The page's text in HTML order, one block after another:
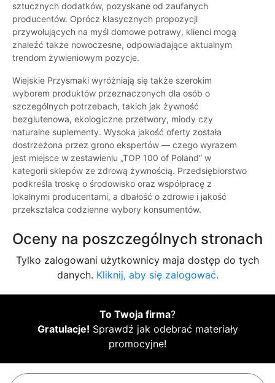
sztucznych dodatków, pozyskane od zaufanych
producentów. Oprócz klasycznych propozycji
przywołujących na myśl domowe potrawy, klienci mogą
znaleźć także nowoczesne, odpowiadające aktualnym
trendom żywieniowym pozycje.
Wiejskie Przysmaki wyróżniają się także szerokim
wyborem produktów przeznaczonych dla osób o
szczególnych potrzebach, takich jak żywność
bezglutenowa, ekologiczne przetwory, miody czy
naturalne suplementy. Wysoka jakość oferty została
dostrzeżona przez grono ekspertów — czego wyrazem
jest miejsce w zestawieniu „TOP 100 of Poland” w
kategorii sklepów ze zdrową żywnością. Przedsiębiorstwo
podkreśla troskę o środowisko oraz współpracę z
lokalnymi producentami, a dbałość o zdrowie i jakość
przekształca codzienne wybory konsumentów.
Oceny na poszczególnych stronach
Tylko zalogowani użytkownicy maja dostęp do tych
danych. Kliknij, aby się zalogować.
To Twoja firma?
Gratulacje! Sprawdź jak odebrać materiały
promocyjne!